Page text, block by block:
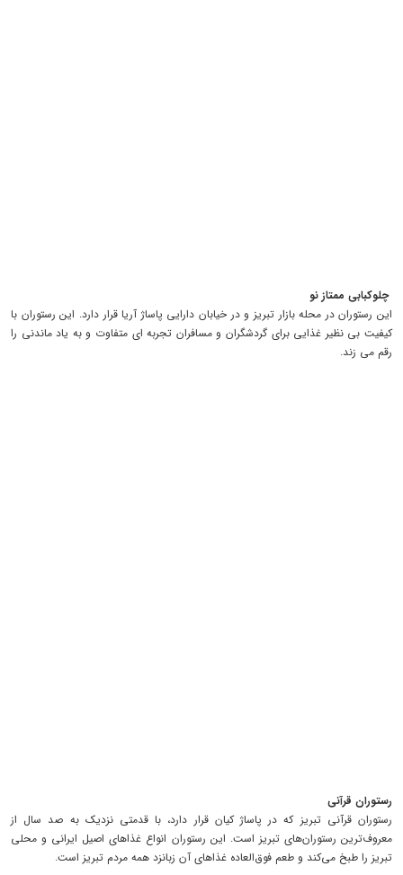
چلوکبابی ممتاز نو
این رستوران در محله بازار تبریز و در خیابان دارایی پاساژ آریا قرار دارد. این رستوران با
کیفیت بی نظیر غذایی برای گردشگران و مسافران تجربه ای متفاوت و به یاد ماندنی را
رقم می زند.
رستوران قرآنی
رستوران قرآنی تبریز که در پاساژ کیان قرار دارد، با قدمتی نزدیک به صد سال از
معروف‌ترین رستوران‌های تبریز است. این رستوران انواع غذاهای اصیل ایرانی و محلی
تبریز را طبخ می‌کند و طعم فوق‌العاده غذاهای آن زبانزد همه مردم تبریز است.